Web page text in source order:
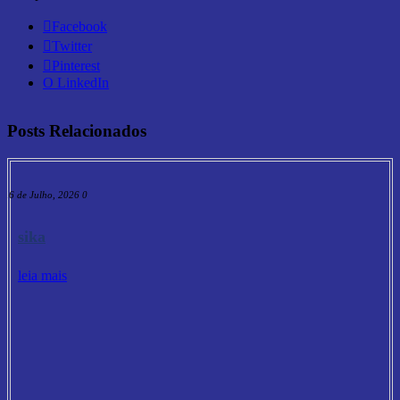
Facebook
Twitter
Pinterest
O LinkedIn
Posts Relacionados
16 de Julho, 2026 0
sika
leia mais